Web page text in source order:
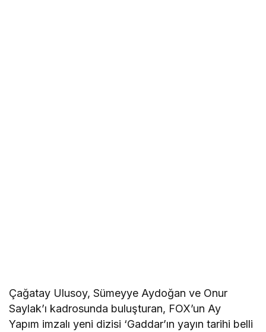
Çağatay Ulusoy, Sümeyye Aydoğan ve Onur
Saylak’ı kadrosunda buluşturan, FOX’un Ay
Yapım imzalı yeni dizisi ‘Gaddar’ın yayın tarihi belli